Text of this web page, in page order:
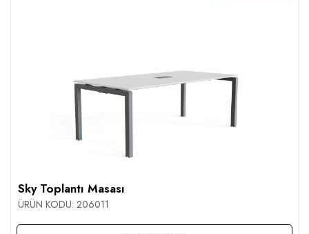
KURUMSAL
Sky Toplantı Masası
ÜRÜN KODU: 206011